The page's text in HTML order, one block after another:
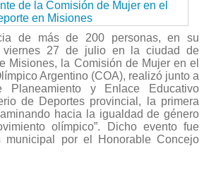
de más de 200 personas, en su
viernes 27 de julio en la ciudad de
Misiones, la Comisión de Mujer en el
Argentino (COA), realizó junto a
Planeamiento y Enlace Educativo
de Deportes provincial, la primera
hacia la igualdad de género
olímpico”. Dicho evento fue
municipal por el Honorable Concejo